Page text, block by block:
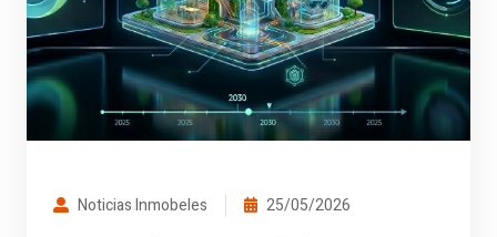
Noticias Inmobeles 25/05/2026